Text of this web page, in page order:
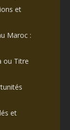
et
Maroc :
ou Titre
et